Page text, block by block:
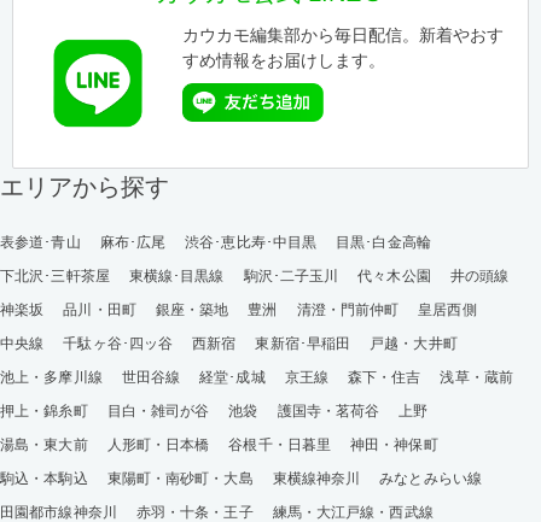
カウカモ編集部から毎日配信。新着やおす
すめ情報をお届けします。
エリアから探す
表参道･青山 麻布･広尾 渋谷･恵比寿･中目黒
目黒･白金高輪
下北沢･三軒茶屋
東横線･目黒線 駒沢･二子玉川 代々木公園
井の頭線
神楽坂
品川・田町 銀座・築地 豊洲 清澄・門前仲町
皇居西側
中央線
千駄ヶ谷･四ッ谷 西新宿 東新宿･早稲田
戸越・大井町
池上・多摩川線
世田谷線 経堂･成城 京王線 森下・住吉
浅草・蔵前
押上・錦糸町
目白・雑司が谷 池袋 護国寺・茗荷谷
上野
湯島・東大前
人形町・日本橋 谷根千・日暮里
神田・神保町
駒込・本駒込
東陽町・南砂町・大島 東横線神奈川
みなとみらい線
田園都市線神奈川
赤羽・十条・王子
練馬・大江戸線・西武線